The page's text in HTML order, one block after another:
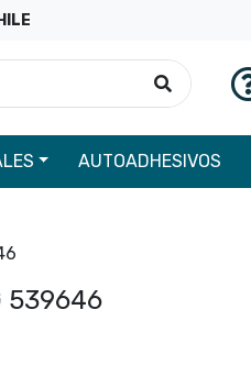
Buscar
AUTOADHESIVOS
539646